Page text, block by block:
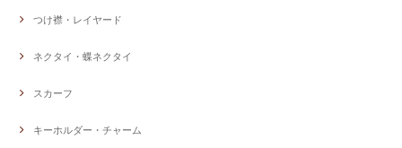
つけ襟・レイヤード
ネクタイ・蝶ネクタイ
スカーフ
キーホルダー・チャーム